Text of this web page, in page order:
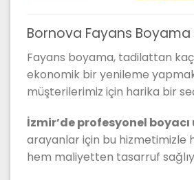
Bornova Fayans Boyama
Fayans boyama, tadilattan
ekonomik bir yenileme
müşterilerimiz için harika bir
İzmir’de profesyonel boyacı
arayanlar için bu hizmetimizle
hem maliyetten tasarruf